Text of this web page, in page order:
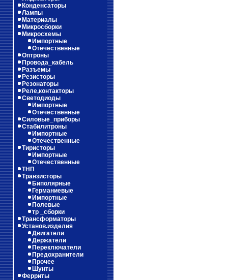
Конденсаторы
Лампы
Материалы
Микросборки
Микросхемы
Импортные
Отечественные
Оптроны
Провода_кабель
Разъемы
Резисторы
Резонаторы
Реле,контакторы
Светодиоды
Импортные
Отечественные
Силовые_приборы
Стабилитроны
Импортные
Отечественные
Тиристоры
Импортные
Отечественные
ТНП
Транзисторы
Биполярные
Германиевые
Импортные
Полевые
тр _сборки
Трансформаторы
Установ.изделия
Двигатели
Держатели
Переключатели
Предохранители
Прочее
Шунты
Ферриты